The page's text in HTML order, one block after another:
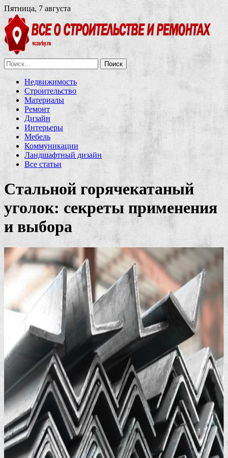
Пятница, 7 августа
Найти:
Недвижимость
Строительство
Материалы
Ремонт
Дизайн
Интерьеры
Мебель
Коммуникации
Ландшафтный дизайн
Все статьи
Стальной горячекатаный
уголок: секреты применения
и выбора